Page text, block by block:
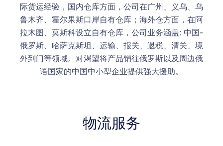
际货运经验，国内仓库方面，公司在广州、义乌、乌
鲁木齐、霍尔果斯口岸自有仓库；海外仓方面，在阿
拉木图、莫斯科设立自有仓库，公司业务涵盖: 中国-
俄罗斯、哈萨克斯坦、运输、报关、退税、清关、境
外到门等领域。对渴望将产品销往俄罗斯以及周边俄
语国家的中国中小型企业提供强大援助。
物流服务